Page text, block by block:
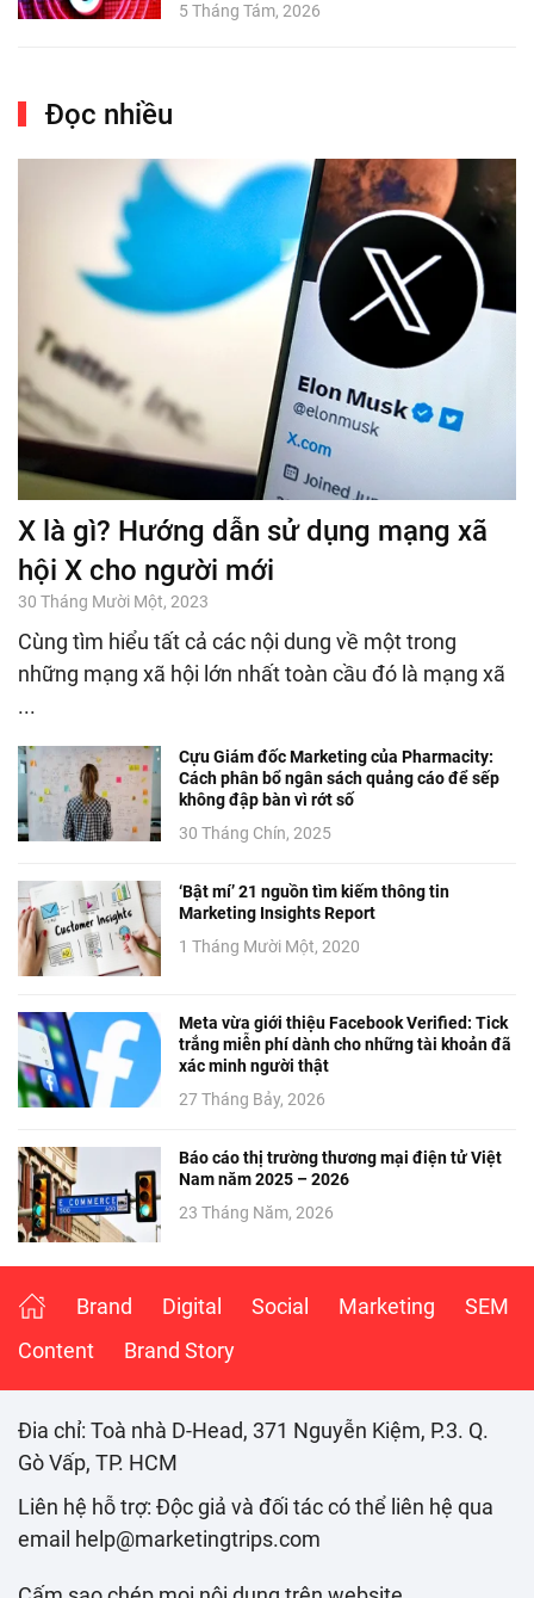
5 Tháng Tám, 2026
Đọc nhiều
X là gì? Hướng dẫn sử dụng mạng xã
hội X cho người mới
30 Tháng Mười Một, 2023
Cùng tìm hiểu tất cả các nội dung về một trong
những mạng xã hội lớn nhất toàn cầu đó là mạng xã
...
Cựu Giám đốc Marketing của Pharmacity:
Cách phân bổ ngân sách quảng cáo để sếp
không đập bàn vì rớt số
30 Tháng Chín, 2025
‘Bật mí’ 21 nguồn tìm kiếm thông tin
Marketing Insights Report
1 Tháng Mười Một, 2020
Meta vừa giới thiệu Facebook Verified: Tick
trắng miễn phí dành cho những tài khoản đã
xác minh người thật
27 Tháng Bảy, 2026
Báo cáo thị trường thương mại điện tử Việt
Nam năm 2025 – 2026
23 Tháng Năm, 2026
Brand Digital Social Marketing
SEM
Content
Brand Story
Đia chỉ: Toà nhà D-Head, 371 Nguyễn Kiệm, P.3. Q.
Gò Vấp, TP. HCM
Liên hệ hỗ trợ: Độc giả và đối tác có thể liên hệ qua
email help@marketingtrips.com